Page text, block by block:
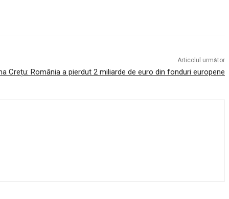
Articolul următor
Crețu: România a pierdut 2 miliarde de euro din fonduri europene